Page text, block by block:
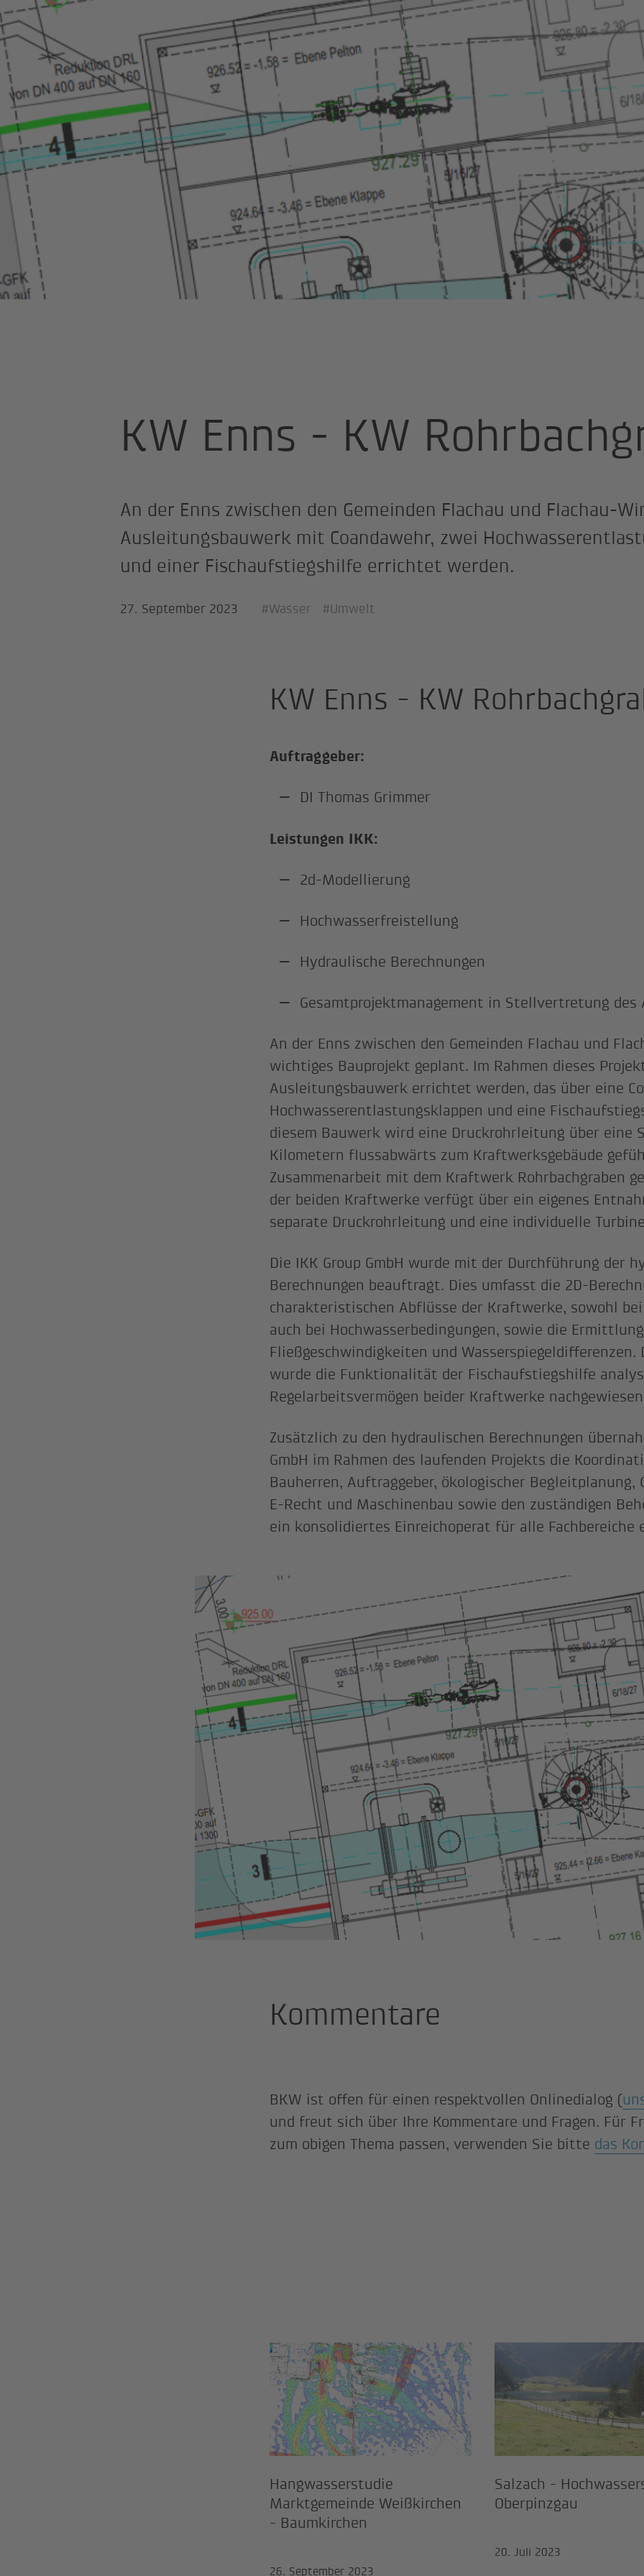
KW Enns - KW
An der Enns zwischen den Gemeinden Flachau und Flachau-
Ausleitungsbauwerk mit Coandawehr, zwei
und einer Fischaufstiegshilfe errichtet werden.
27. September 2023 #Wasser #Umwelt
KW Enns - KW
Auftraggeber:
DI Thomas Grimmer
Leistungen IKK:
2d-Modellierung
Hochwasserfreistellung
Hydraulische Berechnungen
Gesamtprojektmanagement in Stellvertretung des
An der Enns zwischen den Gemeinden Flachau und
wichtiges Bauprojekt geplant. Im Rahmen dieses
Ausleitungsbauwerk errichtet werden, das über eine
Hochwasserentlastungsklappen und eine
diesem Bauwerk wird eine Druckrohrleitung über eine
Kilometern flussabwärts zum Kraftwerksgebäude
Zusammenarbeit mit dem Kraftwerk Rohrbachgraben
der beiden Kraftwerke verfügt über ein eigenes
separate Druckrohrleitung und eine individuelle
Die IKK Group GmbH wurde mit der Durchführung der
Berechnungen beauftragt. Dies umfasst die 2D-
charakteristischen Abflüsse der Kraftwerke, sowohl
auch bei Hochwasserbedingungen, sowie die
Fließgeschwindigkeiten und Wasserspiegeldifferenzen.
wurde die Funktionalität der Fischaufstiegshilfe
Regelarbeitsvermögen beider Kraftwerke
Zusätzlich zu den hydraulischen Berechnungen
GmbH im Rahmen des laufenden Projekts die
Bauherren, Auftraggeber, ökologischer Begleitplanung,
E-Recht und Maschinenbau sowie den zuständigen
ein konsolidiertes Einreichoperat für alle Fachbereiche
Kommentare
BKW ist offen für einen respektvollen Onlinedialog (
und freut sich über Ihre Kommentare und Fragen. Für
zum obigen Thema passen, verwenden Sie bitte das
Hangwasserstudie Marktgemeinde
Hangwasserstudie
Marktgemeinde Weißkirchen
- Baumkirchen
26. September 2023
Salzach -
Salzach -
Oberpinzgau
20. Juli 2023